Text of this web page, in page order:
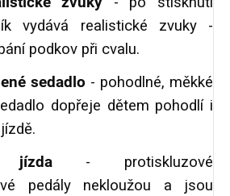
vydává realistické zvuky -
podkov při cvalu.
sedadlo - pohodlné, měkké
dopřeje dětem pohodlí i
jízda- protiskluzové
pedály nekloužou a jsou